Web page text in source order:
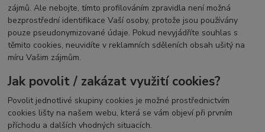
zájmů. Ale nebojte, tímto profilováním zpravidla není možná
bezprostřední identifikace Vaší osoby, protože jsou používány
pouze pseudonymizované údaje. Pokud nevyjádříte souhlas s
těmito cookies, neuvidíte v reklamních sděleních obsah ušitý na
míru Vašim zájmům.
Jak povolit / zakázat využití cookies?
Povolit jednotlivé skupiny cookies je možné prostřednictvím
cookies lišty na našem webu, která se vám objeví při prvním
příchodu a dalších vhodných situacích.